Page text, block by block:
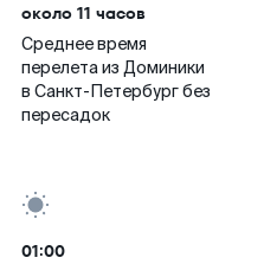
около 11 часов
Среднее время
перелета из Доминики
в Санкт-Петербург без
пересадок
01:00